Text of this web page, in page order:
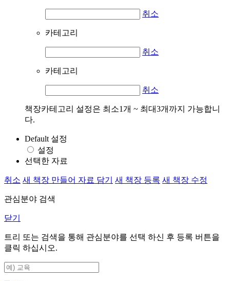
취소
카테고리
취소
카테고리
취소
책장카테고리 설정은 최소1개 ~ 최대3개까지 가능합니
다.
Default 설정
설정
선택한 자료
취소 새 책장 만들어 자료 담기 새 책장 등록 새 책장 수정
관심분야 검색
닫기
트리 또는 검색을 통해 관심분야를 선택 하신 후 등록 버튼을
클릭 하십시오.